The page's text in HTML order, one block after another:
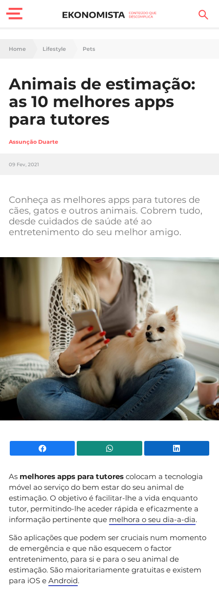
Finanças Pessoais
Carreira
Casa
Lifestyle
Sociedade
Negócios
Mundial 2026
Home Lifestyle Pets
Animais de estimação:
as 10 melhores apps
para tutores‬‬
Assunção Duarte
09 Fev, 2021
Conheça as melhores apps para tutores de
cães, gatos e outros animais. Cobrem tudo,
desde cuidados de saúde até ao
entretenimento do seu melhor amigo.
Facebook WhatsApp
As melhores apps para tutores colocam a tecnologia
móvel ao serviço do bem estar do seu animal de
estimação. O objetivo é facilitar-lhe a vida enquanto
tutor, permitindo-lhe aceder rápida e eficazmente a
informação pertinente que melhora o seu dia-a-dia.
São aplicações que podem ser cruciais num momento
de emergência e que não esquecem o factor
entretenimento, para si e para o seu animal de
estimação. São maioritariamente gratuitas e existem
para iOS e Android.